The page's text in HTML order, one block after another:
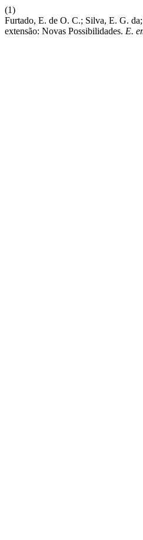
(1)
Furtado, E. de O. C.; Silva, E. G.
extensão: Novas Possibilidades. E.